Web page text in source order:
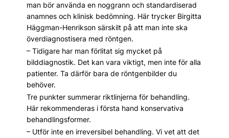
man bör använda en noggrann och standardiserad
anamnes och klinisk bedömning. Här trycker Birgitta
Häggman-Henrikson särskilt på att man inte ska
överdiagnostisera med röntgen.
– Tidigare har man förlitat sig mycket på
bilddiagnostik. Det kan vara viktigt, men inte för alla
patienter. Ta därför bara de röntgenbilder du
behöver.
Tre punkter summerar riktlinjerna för behandling.
Här rekommenderas i första hand konservativa
behandlingsformer.
– Utför inte en irreversibel behandling. Vi vet att det